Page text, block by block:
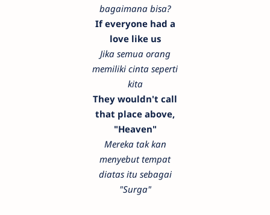
bagaimana bisa?
If everyone had a
love like us
Jika semua orang
memiliki cinta seperti
kita
They wouldn't call
that place above,
"Heaven"
Mereka tak kan
menyebut tempat
diatas itu sebagai
"Surga"